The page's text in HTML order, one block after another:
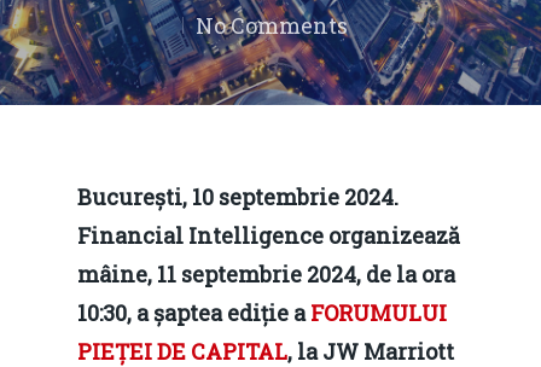
No Comments
București, 10 septembrie 2024.
Financial Intelligence organizează
mâine, 11 septembrie 2024, de la ora
10:30, a șaptea ediție aFORUMULUI
PIEȚEI DE CAPITAL, la JW Marriott